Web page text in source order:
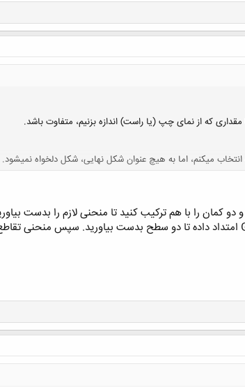
کلیک کنید تا باز شود...
مقداری که از نمای چپ (یا راست) اندازه بزنیم، متفاوت باشد.